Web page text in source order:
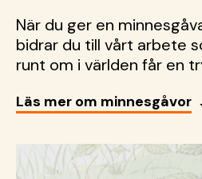
När du ger en
bidrar du till vårt arbete
runt om i världen får en
Läs mer om minnesgåvor